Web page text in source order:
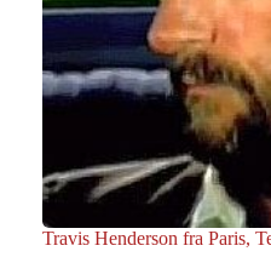
Travis Henderson fra Paris,